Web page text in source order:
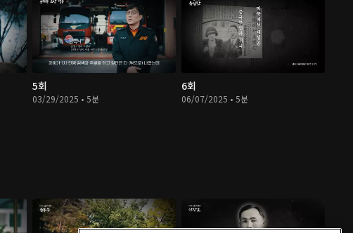
5회
03/29/2025 • 5분
6회
06/07/2025 • 5분